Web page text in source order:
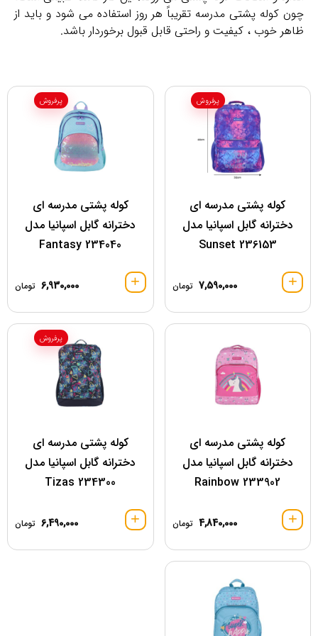
چون کوله پشتی مدرسه تقریباً هر روز استفاده می‌ شود و باید از
ظاهر خوب ، کیفیت و راحتی قابل قبول برخوردار باشد.
کوله پشتی مدرسه ای
دخترانه گابل اسپانیا مدل
236153 Sunset
7,590,000 تومان
پرفروش
کوله پشتی مدرسه ای
دخترانه گابل اسپانیا مدل
234040 Fantasy
6,930,000 تومان
پرفروش
کوله پشتی مدرسه ای
دخترانه گابل اسپانیا مدل
233902 Rainbow
4,840,000 تومان
کوله پشتی مدرسه ای
دخترانه گابل اسپانیا مدل
234300 Tizas
6,490,000 تومان
پرفروش